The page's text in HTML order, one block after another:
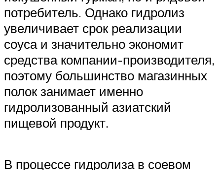
потребитель. Однако гидролиз
увеличивает срок реализации
соуса и значительно экономит
средства компании-производителя,
поэтому большинство магазинных
полок занимает именно
гидролизованный азиатский
пищевой продукт.
В процессе гидролиза в соевом